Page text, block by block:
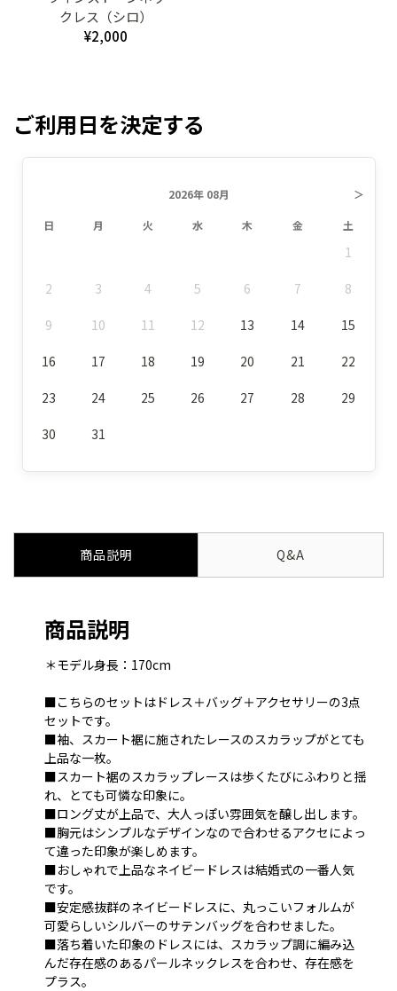
クレス（シロ）
¥2,000
ご利用日を決定する
2026年 08月 ＞
日 月 火 水 木 金 土
1
2 3 4 5 6 7 8
9 10 11 12 13 14 15
16 17 18 19 20 21 22
23 24 25 26 27 28 29
30 31
商品説明 Q&A
商品説明
＊モデル身長：170cm
■こちらのセットはドレス＋バッグ＋アクセサリーの3点
セットです。
■袖、スカート裾に施されたレースのスカラップがとても
上品な一枚。
■スカート裾のスカラップレースは歩くたびにふわりと揺
れ、とても可憐な印象に。
■ロング丈が上品で、大人っぽい雰囲気を醸し出します。
■胸元はシンプルなデザインなので合わせるアクセによっ
て違った印象が楽しめます。
■おしゃれで上品なネイビードレスは結婚式の一番人気
です。
■安定感抜群のネイビードレスに、丸っこいフォルムが
可愛らしいシルバーのサテンバッグを合わせました。
■落ち着いた印象のドレスには、スカラップ調に編み込
んだ存在感のあるパールネックレスを合わせ、存在感を
プラス。